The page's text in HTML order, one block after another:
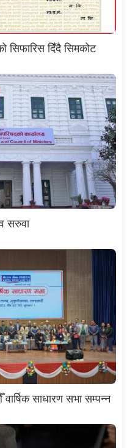
सिफारिस दिँदै सिमकोट
सरुवा
साधारण सभा सम्पन्न